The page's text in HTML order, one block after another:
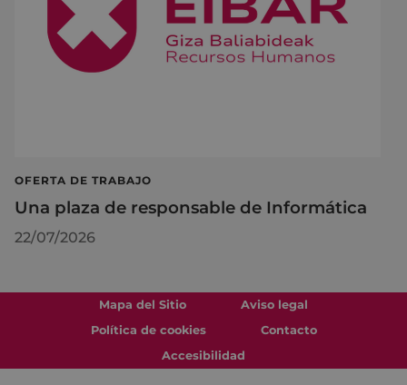
OFERTA DE TRABAJO
Una plaza de responsable de Informática
22/07/2026
Mapa del Sitio
Aviso legal
Política de cookies
Contacto
Accesibilidad